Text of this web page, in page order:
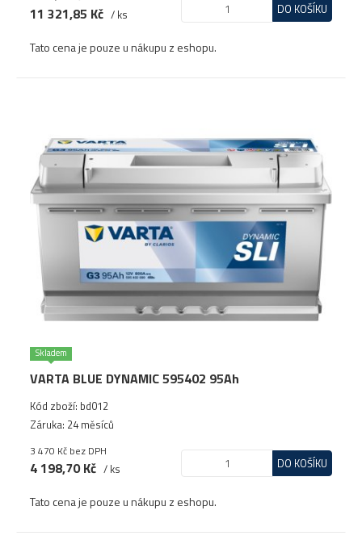
11 321,85 Kč / ks DO KOŠÍKU
Tato cena je pouze u nákupu z eshopu.
Skladem
VARTA BLUE DYNAMIC 595402 95Ah
Kód zboží: bd012
Záruka: 24 měsíců
3 470 Kč bez DPH
4 198,70 Kč / ks DO KOŠÍKU
Tato cena je pouze u nákupu z eshopu.